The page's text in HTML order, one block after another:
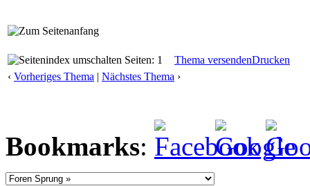
Seiten: 1 Thema versendenDrucken
‹ Vorheriges Thema | Nächstes Thema ›
Bookmarks: